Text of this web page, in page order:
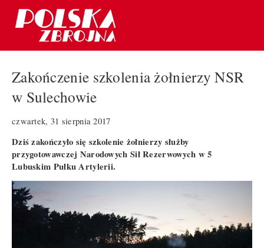
Zakończenie szkolenia żołnierzy NSR
w Sulechowie
czwartek, 31 sierpnia 2017
Dziś zakończyło się szkolenie żołnierzy służby
przygotowawczej Narodowych Sił Rezerwowych w 5
Lubuskim Pułku Artylerii.